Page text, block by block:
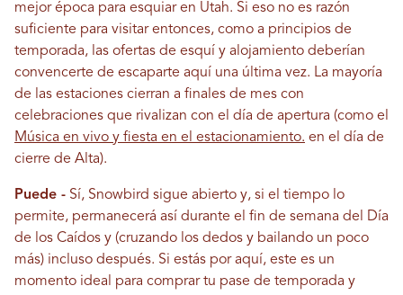
mejor época para esquiar en Utah. Si eso no es razón
suficiente para visitar entonces, como a principios de
temporada, las ofertas de esquí y alojamiento deberían
convencerte de escaparte aquí una última vez. La mayoría
de las estaciones cierran a finales de mes con
celebraciones que rivalizan con el día de apertura (como el
Música en vivo y fiesta en el estacionamiento. en el día de
cierre de Alta).
Puede - Sí, Snowbird sigue abierto y, si el tiempo lo
permite, permanecerá así durante el fin de semana del Día
de los Caídos y (cruzando los dedos y bailando un poco
más) incluso después. Si estás por aquí, este es un
momento ideal para comprar tu pase de temporada y